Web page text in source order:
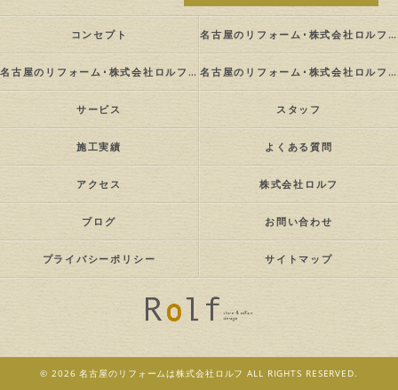
コンセプト 名古屋のリフォーム･株式会社ロルフの口コミ情報
名古屋のリフォーム･株式会社ロルフの評判 名古屋のリフォーム･株式会社ロルフのお客様の声
サービス スタッフ
施工実績 よくある質問
アクセス 株式会社ロルフ
ブログ お問い合わせ
プライバシーポリシー サイトマップ
© 2026 名古屋のリフォームは株式会社ロルフ ALL RIGHTS RESERVED.